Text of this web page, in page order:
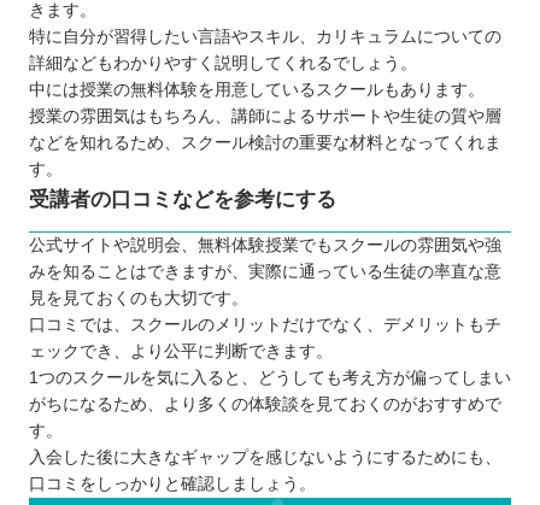
きます。
特に自分が習得したい言語やスキル、カリキュラムについての
詳細などもわかりやすく説明してくれるでしょう。
中には授業の無料体験を用意しているスクールもあります。
授業の雰囲気はもちろん、講師によるサポートや生徒の質や層
などを知れるため、スクール検討の重要な材料となってくれま
す。
受講者の口コミなどを参考にする
公式サイトや説明会、無料体験授業でもスクールの雰囲気や強
みを知ることはできますが、実際に通っている生徒の率直な意
見を見ておくのも大切です。
口コミでは、スクールのメリットだけでなく、デメリットもチ
ェックでき、より公平に判断できます。
1つのスクールを気に入ると、どうしても考え方が偏ってしまい
がちになるため、より多くの体験談を見ておくのがおすすめで
す。
入会した後に大きなギャップを感じないようにするためにも、
口コミをしっかりと確認しましょう。